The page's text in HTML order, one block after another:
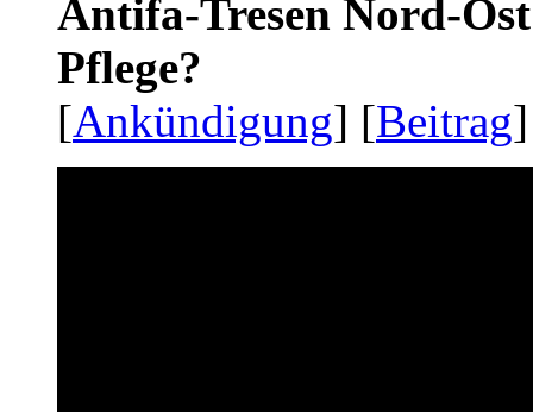
Antifa-Tresen Nord-
Pflege?
[Ankündigung] [Beitrag